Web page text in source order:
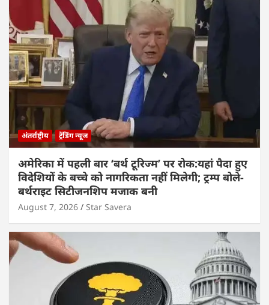
अंतर्राष्ट्रीय ट्रेंडिंग न्यूज
अमेरिका में पहली बार ‘बर्थ टूरिज्म’ पर रोक:यहां पैदा हुए
विदेशियों के बच्चे को नागरिकता नहीं मिलेगी; ट्रम्प बोले-
बर्थराइट सिटीजनशिप मजाक बनी
August 7, 2026 Star Savera